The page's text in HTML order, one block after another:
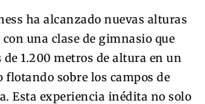
ha alcanzado nuevas alturas
una clase de gimnasio que
1.200 metros de altura en un
flotando sobre los campos de
Esta experiencia inédita no solo